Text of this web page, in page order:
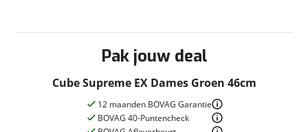
Pak jouw deal
Cube Supreme EX Dames Groen 46cm
12 maanden BOVAG Garantie
BOVAG 40-Puntencheck